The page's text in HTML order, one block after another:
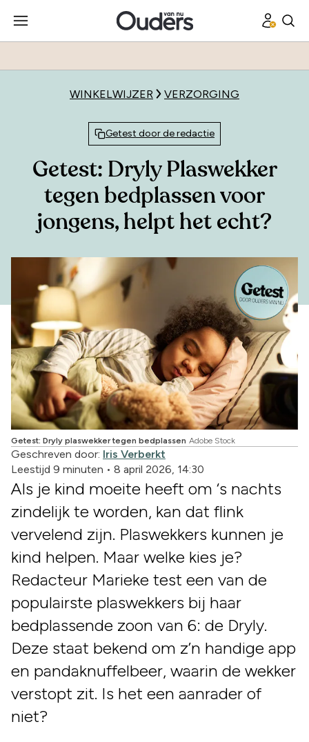
WINKELWIJZER VERZORGING
Getest door de redactie
Getest: Dryly Plaswekker
tegen bedplassen voor
jongens, helpt het echt?
Getest: Dryly plaswekker tegen bedplassen Adobe Stock
Geschreven door: Iris Verberkt
Leestijd 9 minuten • 8 april 2026, 14:30
Als je kind moeite heeft om ‘s nachts
zindelijk te worden, kan dat flink
vervelend zijn. Plaswekkers kunnen je
kind helpen. Maar welke kies je?
Redacteur Marieke test een van de
populairste plaswekkers bij haar
bedplassende zoon van 6: de Dryly.
Deze staat bekend om z’n handige app
en pandaknuffelbeer, waarin de wekker
verstopt zit. Is het een aanrader of
niet?